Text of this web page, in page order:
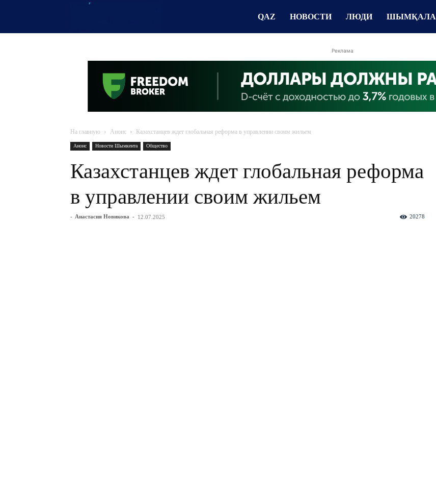
QAZ НОВОСТИ ЛЮДИ ШЫМҚАЛА
Реклама
На главную Анонс Казахстанцев ждет глобальная реформа в управлении своим жильем
Анонс Новости Шымкента Общество
Казахстанцев ждет глобальная реформа
в управлении своим жильем
- Анастасия Новикова - 12.07.2025 20278